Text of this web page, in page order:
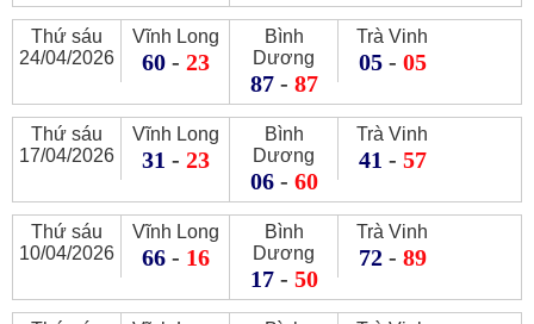
Thứ sáu
24/04/2026
Vĩnh Long
60- 23
Bình
Dương
87- 87
Trà Vinh
05- 05
Thứ sáu
17/04/2026
Vĩnh Long
31 - 23
Bình
Dương
06- 60
Trà Vinh
41 - 57
Thứ sáu
10/04/2026
Vĩnh Long
66- 16
Bình
Dương
17- 50
Trà Vinh
72- 89